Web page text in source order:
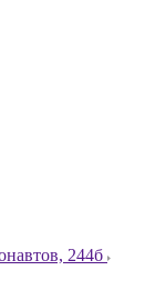
244б